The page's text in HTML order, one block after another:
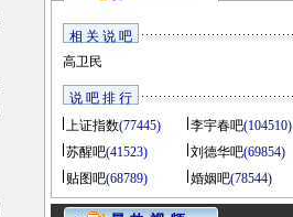
相 关 说 吧
高卫民
说 吧 排 行
上证指数(77445) 李宇春吧(104510)
苏醒吧(41523) 刘德华吧(69854)
贴图吧(68789) 婚姻吧(78544)